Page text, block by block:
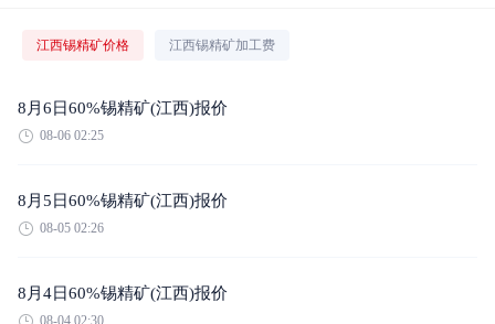
江西锡精矿价格 江西锡精矿加工费
8月6日60%锡精矿(江西)报价
08-06 02:25
8月5日60%锡精矿(江西)报价
08-05 02:26
8月4日60%锡精矿(江西)报价
08-04 02:30